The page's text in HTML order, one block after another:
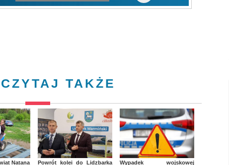
TAKŻE
Natana
Powrót kolei do Lidzbarka
Wypadek wojskowej